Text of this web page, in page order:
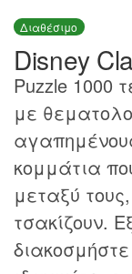
Διαθέσιμο
Disney
Puzzle 1000
με
κομμάτια
μεταξύ
τσακίζουν.